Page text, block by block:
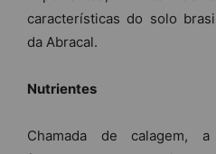
características do solo
da Abracal.
Nutrientes
Chamada de calagem,